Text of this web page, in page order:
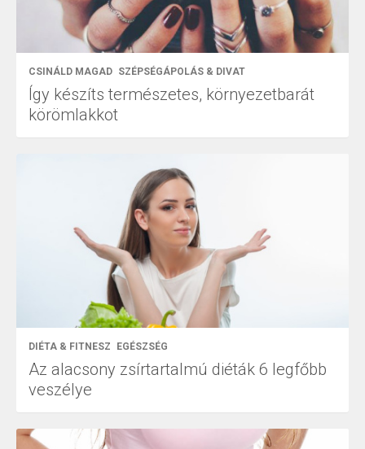
CSINÁLD MAGAD SZÉPSÉGÁPOLÁS & DIVAT
Így készíts természetes, környezetbarát
körömlakkot
DIÉTA & FITNESZ EGÉSZSÉG
Az alacsony zsírtartalmú diéták 6 legfőbb
veszélye